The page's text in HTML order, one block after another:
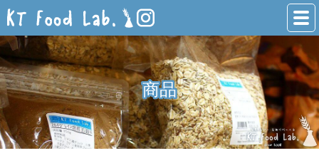
商品
商品